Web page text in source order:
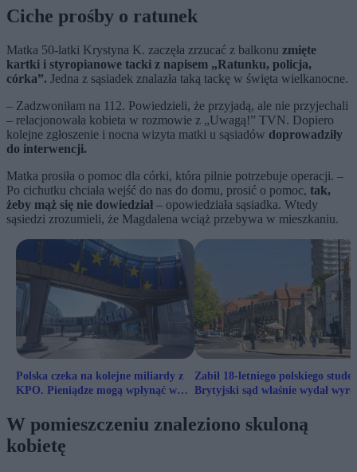
Ciche prośby o ratunek
Matka 50-latki Krystyna K. zaczęła zrzucać z balkonu zmięte
kartki i styropianowe tacki z napisem „Ratunku, policja,
córka”. Jedna z sąsiadek znalazła taką tackę w święta wielkanocne.
– Zadzwoniłam na 112. Powiedzieli, że przyjadą, ale nie przyjechali
– relacjonowała kobieta w rozmowie z „Uwagą!” TVN. Dopiero
kolejne zgłoszenie i nocna wizyta matki u sąsiadów doprowadziły
do interwencji.
Matka prosiła o pomoc dla córki, która pilnie potrzebuje operacji. –
Po cichutku chciała wejść do nas do domu, prosić o pomoc, tak,
żeby mąż się nie dowiedział – opowiedziała sąsiadka. Wtedy
sąsiedzi zrozumieli, że Magdalena wciąż przebywa w mieszkaniu.
Polska czeka na kolejne miliardy z
KPO. Pieniądze mogą wpłynąć w
Zabił 18-letniego polskiego
Brytyjski sąd właśnie wydał
W pomieszczeniu znaleziono skuloną
kobietę